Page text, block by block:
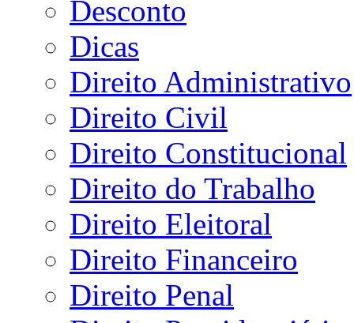
Desconto
Dicas
Direito Administrativo
Direito Civil
Direito Constitucional
Direito do Trabalho
Direito Eleitoral
Direito Financeiro
Direito Penal